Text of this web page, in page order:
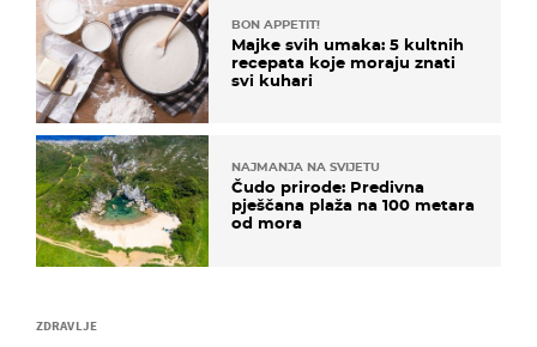
ZDRAVLJE
BON APPETIT!
Majke svih umaka: 5 kultnih
recepata koje moraju znati
svi kuhari
NAJMANJA NA SVIJETU
Čudo prirode: Predivna
pješčana plaža na 100 metara
od mora